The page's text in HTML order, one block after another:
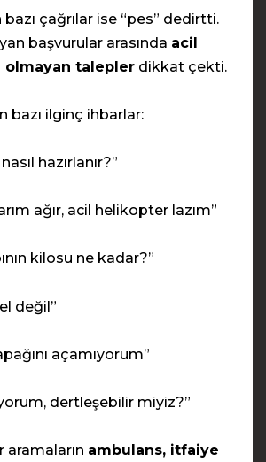
çağrılar ise “pes” dedirtti.
başvurular arasında acil
talepler dikkat çekti.
bazı ilginç ihbarlar:
hazırlanır?”
ağır, acil helikopter lazım”
kilosu ne kadar?”
değil”
açamıyorum”
dertleşebilir miyiz?”
aramaların ambulans, itfaiye